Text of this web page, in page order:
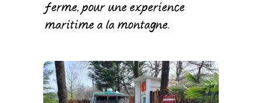
ferme, pour une expérience
maritime à la montagne.